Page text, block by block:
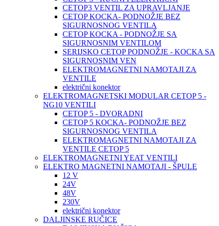
CETOP3 VENTIL ZA UPRAVLJANJE
CETOP KOCKA- PODNOŽJE BEZ
SIGURNOSNOG VENTILA
CETOP KOCKA - PODNOŽJE SA
SIGURNOSNIM VENTILOM
SERIJSKO CETOP PODNOŽJE - KOCKA SA
SIGURNOSNIM VEN
ELEKTROMAGNETNI NAMOTAJI ZA
VENTILE
električni konektor
ELEKTROMAGNETSKI MODULAR CETOP 5 -
NG10 VENTILI
CETOP 5 - DVORADNI
CETOP 5 KOCKA- PODNOŽJE BEZ
SIGURNOSNOG VENTILA
ELEKTROMAGNETNI NAMOTAJI ZA
VENTILE CETOP 5
ELEKTROMAGNETNI YEAT VENTILI
ELEKTRO MAGNETNI NAMOTAJI - ŠPULE
12 V
24V
48V
230V
električni konektor
DALJINSKE RUČICE